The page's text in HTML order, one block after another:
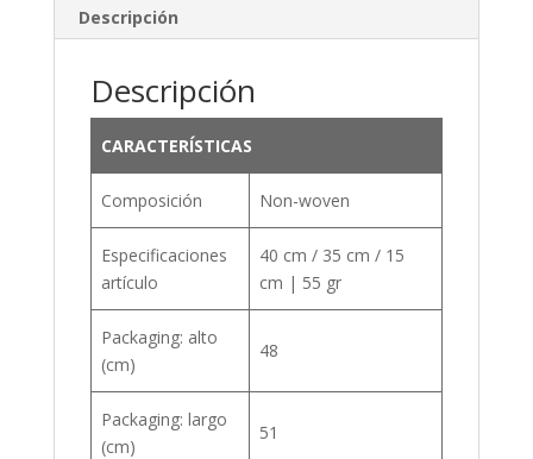
Descripción
Descripción
CARACTERÍSTICAS
Composición Non-woven
Especificaciones
artículo
40 cm / 35 cm / 15
cm | 55 gr
Packaging: alto
(cm)
48
Packaging: largo
(cm)
51